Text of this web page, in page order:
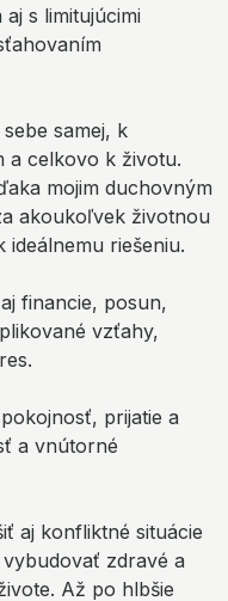
s limitujúcimi
samej, k
a celkovo k životu.
mojim duchovným
akoukoľvek životnou
ideálnemu riešeniu.
financie, posun,
vzťahy,
prijatie a
a vnútorné
aj konfliktné situácie
zdravé a
Až po hlbšie